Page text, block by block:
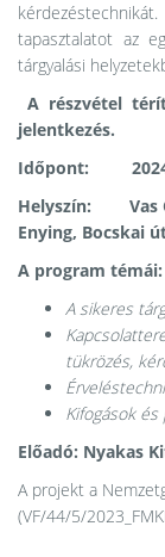
tapasztalatot az
tárgyalási
A részvétel
jelentkezés.
Időpont: 2024.
Helyszín: Vas
Enying, Bocskai
A program témái:
A sikeres
tükrözés,
Kifogások és
Előadó: Nyakas
A projekt a
(VF/44/5/